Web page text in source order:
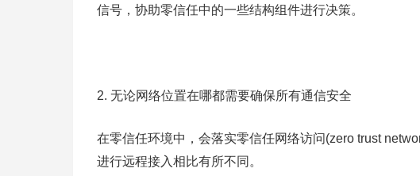
信号，协助零信任中的一些结构组件进行决策。
2. 无论网络位置在哪都需要确保所有通信安全
在零信任环境中，会落实零信任网络访问(zero trust
进行远程接入相比有所不同。